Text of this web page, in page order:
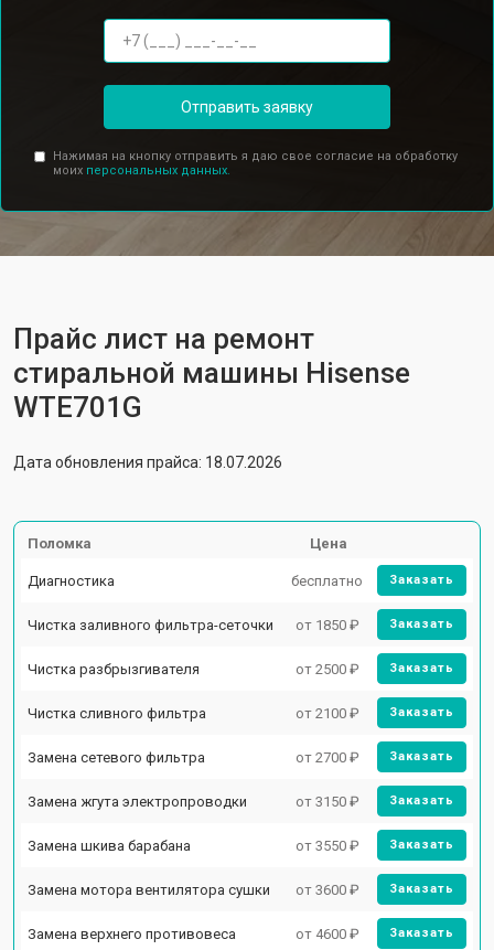
Отправить заявку
Нажимая на кнопку отправить я даю свое согласие на обработку
моих персональных данных.
Прайс лист на ремонт
стиральной машины Hisense
WTE701G
Дата обновления прайса: 18.07.2026
Поломка Цена
Диагностика бесплатно Заказать
Чистка заливного фильтра-сеточки от 1850 ₽ Заказать
Чистка разбрызгивателя от 2500 ₽ Заказать
Чистка сливного фильтра от 2100 ₽ Заказать
Замена сетевого фильтра от 2700 ₽ Заказать
Замена жгута электропроводки от 3150 ₽ Заказать
Замена шкива барабана от 3550 ₽ Заказать
Замена мотора вентилятора сушки от 3600 ₽ Заказать
Замена верхнего противовеса от 4600 ₽ Заказать